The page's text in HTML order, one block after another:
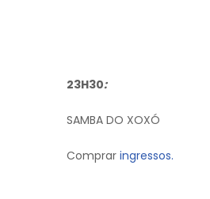
23H30:
SAMBA DO XOXÓ
Comprar ingressos.